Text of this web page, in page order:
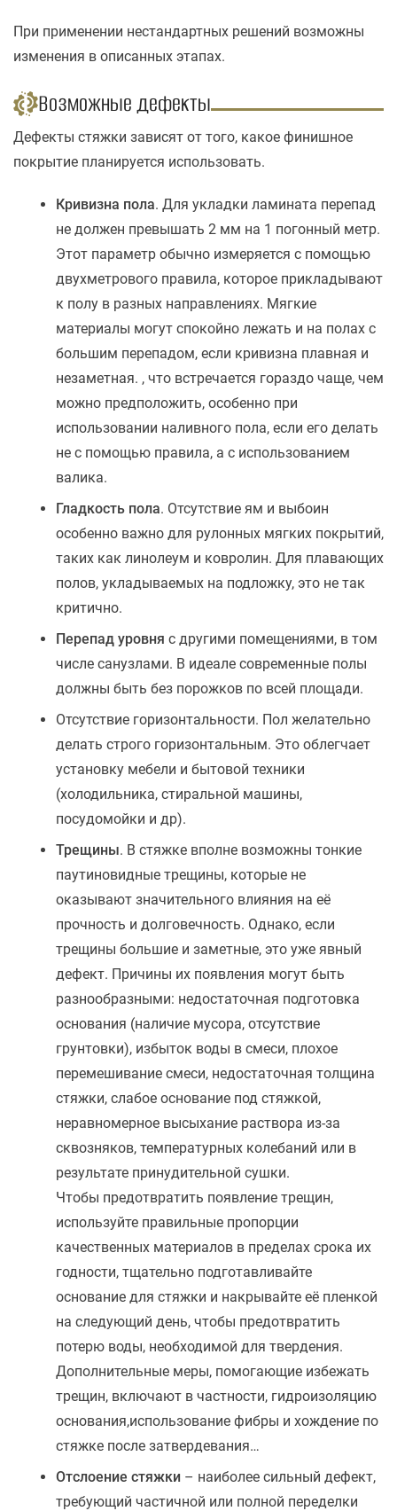
При применении нестандартных решений возможны
изменения в описанных этапах.
Возможные дефекты
Дефекты стяжки зависят от того, какое финишное
покрытие планируется использовать.
Кривизна пола. Для укладки ламината перепад
не должен превышать 2 мм на 1 погонный метр.
Этот параметр обычно измеряется с помощью
двухметрового правила, которое прикладывают
к полу в разных направлениях. Мягкие
материалы могут спокойно лежать и на полах с
большим перепадом, если кривизна плавная и
незаметная. , что встречается гораздо чаще, чем
можно предположить, особенно при
использовании наливного пола, если его делать
не с помощью правила, а с использованием
валика.
Гладкость пола. Отсутствие ям и выбоин
особенно важно для рулонных мягких покрытий,
таких как линолеум и ковролин. Для плавающих
полов, укладываемых на подложку, это не так
критично.
Перепад уровня с другими помещениями, в том
числе санузлами. В идеале современные полы
должны быть без порожков по всей площади.
Отсутствие горизонтальности. Пол желательно
делать строго горизонтальным. Это облегчает
установку мебели и бытовой техники
(холодильника, стиральной машины,
посудомойки и др).
Трещины. В стяжке вполне возможны тонкие
паутиновидные трещины, которые не
оказывают значительного влияния на её
прочность и долговечность. Однако, если
трещины большие и заметные, это уже явный
дефект. Причины их появления могут быть
разнообразными: недостаточная подготовка
основания (наличие мусора, отсутствие
грунтовки), избыток воды в смеси, плохое
перемешивание смеси, недостаточная толщина
стяжки, слабое основание под стяжкой,
неравномерное высыхание раствора из-за
сквозняков, температурных колебаний или в
результате принудительной сушки.
Чтобы предотвратить появление трещин,
используйте правильные пропорции
качественных материалов в пределах срока их
годности, тщательно подготавливайте
основание для стяжки и накрывайте её пленкой
на следующий день, чтобы предотвратить
потерю воды, необходимой для твердения.
Дополнительные меры, помогающие избежать
трещин, включают в частности, гидроизоляцию
основания,использование фибры и хождение по
стяжке после затвердевания…
Отслоение стяжки – наиболее сильный дефект,
требующий частичной или полной переделки